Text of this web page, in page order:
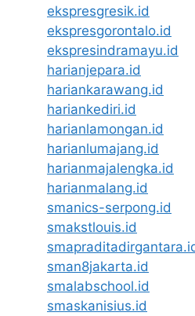
ekspresgresik.id
ekspresgorontalo.id
ekspresindramayu.id
harianjepara.id
hariankarawang.id
hariankediri.id
harianlamongan.id
harianlumajang.id
harianmajalengka.id
harianmalang.id
smanics-serpong.id
smakstlouis.id
sman8jakarta.id
smalabschool.id
smaskanisius.id